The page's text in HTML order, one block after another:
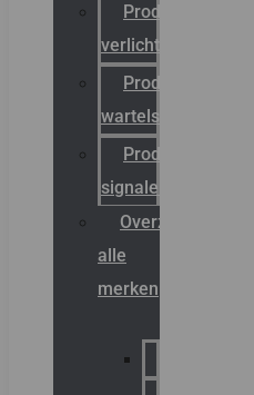
Productcatalogus
verlichting
Productcatalogus
wartels
Productcatalogus
signalering
Overzicht
alle
merken